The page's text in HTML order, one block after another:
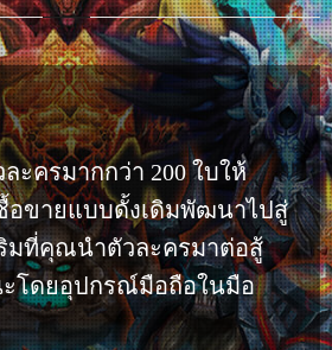
ะครมากกว่า 200 ใบให้
อขายแบบดั้งเดิมพัฒนาไปสู่
มที่คุณนำตัวละครมาต่อสู้
ะโดยอุปกรณ์มือถือในมือ